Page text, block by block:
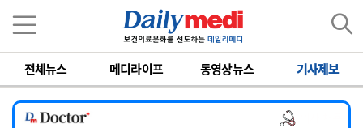
전체뉴스 메디라이프 동영상뉴스 기사제보
[서울아산병원] 2026년 하반기 인턴 모집
[영남대학교의료원] 마취통증의학과 임기제 임상의사 채용
[충남대학교병원] 소아청소년과(소아응급전담) 계약직 의사 공개채용